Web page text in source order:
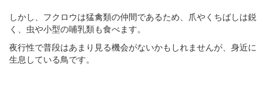
しかし、フクロウは猛禽類の仲間であるため、爪やくちばしは鋭
く、虫や小型の哺乳類も食べます。
夜行性で普段はあまり見る機会がないかもしれませんが、身近に
生息している鳥です。